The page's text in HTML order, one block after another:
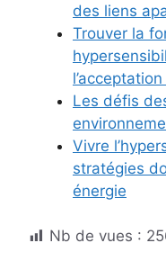
des liens
Trouver la
Les défis
Vivre
stratégies
énergie
Nb de vues :